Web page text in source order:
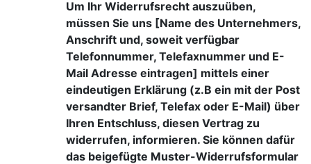
Um Ihr Widerrufsrecht auszuüben,
müssen Sie uns [Name des Unternehmers,
Anschrift und, soweit verfügbar
Telefonnummer, Telefaxnummer und E-
Mail Adresse eintragen] mittels einer
eindeutigen Erklärung (z.B ein mit der Post
versandter Brief, Telefax oder E-Mail) über
Ihren Entschluss, diesen Vertrag zu
widerrufen, informieren. Sie können dafür
das beigefügte Muster-Widerrufsformular